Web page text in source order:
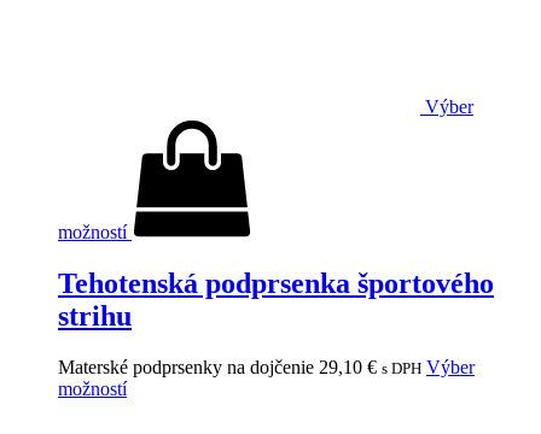
Výber
možností
Tehotenská podprsenka športového
strihu
Materské podprsenky na dojčenie 29,10 € s DPH Výber
možností